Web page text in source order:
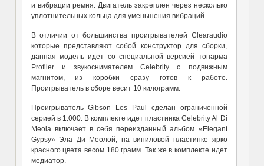
и вибрации ремня. Двигатель закреплен через несколько
уплотнительных кольца для уменьшения вибраций.
В отличии от большинства проигрывателей Clearaudio
которые представляют собой конструктор для сборки,
данная модель идет со специальной версией тонарма
Profiler и звукоснимателем Celebrity с подвижным
магнитом, из коробки сразу готов к работе.
Проигрыватель в сборе весит 10 килограмм.
Проигрыватель Gibson Les Paul сделан ограниченной
серией в 1.000. В комплекте идет пластинка Celebrity Al Di
Meola включает в себя переизданный альбом «Elegant
Gypsy» Эла Ди Меолой, на виниловой пластинке ярко
красного цвета весом 180 грамм. Так же в комплекте идет
медиатор.